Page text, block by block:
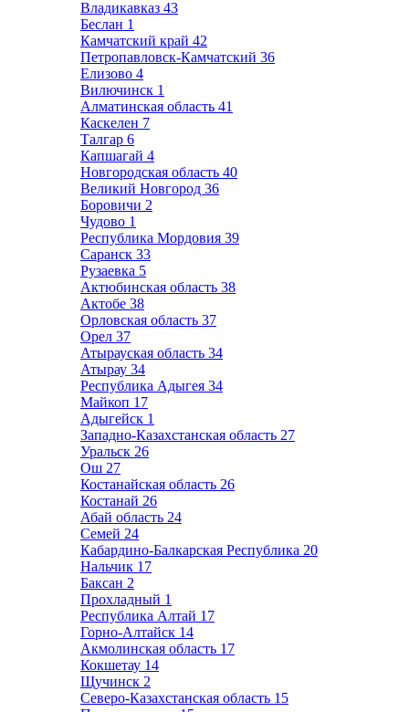
Владикавказ 43
Беслан 1
Камчатский край 42
Петропавловск-Камчатский 36
Елизово 4
Вилючинск 1
Алматинская область 41
Каскелен 7
Талгар 6
Капшагай 4
Новгородская область 40
Великий Новгород 36
Боровичи 2
Чудово 1
Республика Мордовия 39
Саранск 33
Рузаевка 5
Актюбинская область 38
Актобе 38
Орловская область 37
Орел 37
Атырауская область 34
Атырау 34
Республика Адыгея 34
Майкоп 17
Адыгейск 1
Западно-Казахстанская область 27
Уральск 26
Ош 27
Костанайская область 26
Костанай 26
Абай область 24
Семей 24
Кабардино-Балкарская Республика 20
Нальчик 17
Баксан 2
Прохладный 1
Республика Алтай 17
Горно-Алтайск 14
Акмолинская область 17
Кокшетау 14
Щучинск 2
Северо-Казахстанская область 15